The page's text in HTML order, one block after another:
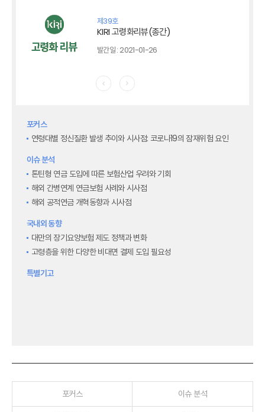
국내외동향(종간)
특별기고(종간)
고령화리뷰 모음집(종간)
연차보고서
보험총서
보험동향(종간)
해외 보험동향(종간)
보험회사 재무분석(종간)
주간 해외보험동향(종간)
제39호
KIRI 고령화리뷰(종간)
발간일 : 2021-01-26
포커스
연령대별 정신질환 발생 추이와 시사점: 코로나19의 잠재위험 요인
이슈 분석
톤틴형 연금 도입에 따른 보험산업 우려와 기회
해외 간병연계 연금보험 사례와 시사점
해외 공적연금 개혁동향과 시사점
국내외 동향
대만의 장기요양보험 제도 정책과 변화
고령층을 위한 다양한 비대면 결제 도입 필요성
특별기고
포커스 이슈 분석